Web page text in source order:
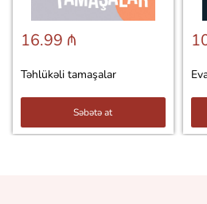
16.99 ₼
Təhlükəli tamaşalar
Səbətə at